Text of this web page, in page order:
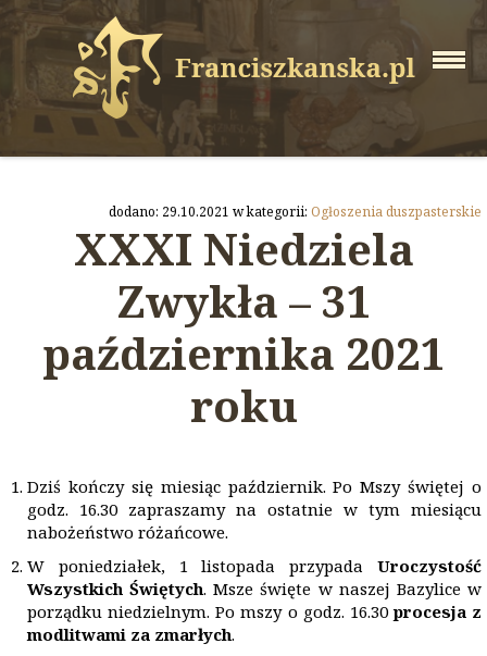
dodano: 29.10.2021 w kategorii: Ogłoszenia duszpasterskie
XXXI Niedziela
Zwykła – 31
października 2021
roku
Dziś kończy się miesiąc październik. Po Mszy świętej o
godz. 16.30 zapraszamy na ostatnie w tym miesiącu
nabożeństwo różańcowe.
W poniedziałek, 1 listopada przypada Uroczystość
Wszystkich Świętych. Msze święte w naszej Bazylice w
porządku niedzielnym. Po mszy o godz. 16.30procesja z
modlitwami za zmarłych.